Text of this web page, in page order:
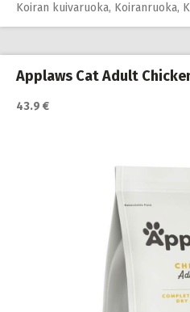
Koiran kuivaruoka, Koiranruoka,
Applaws Cat Adult
43.9 €